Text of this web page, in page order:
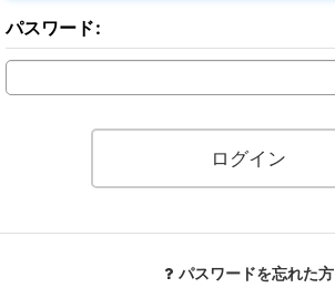
パスワード:
ログイン
パスワードを忘れた方